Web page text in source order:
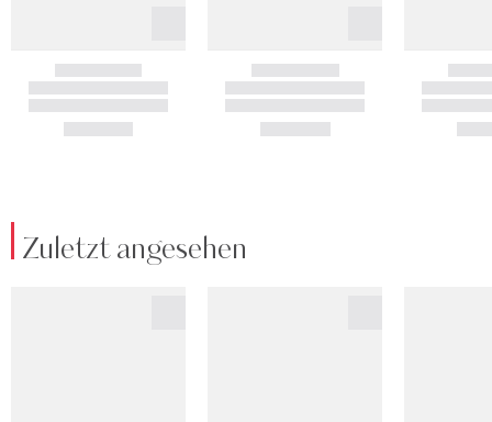
Zuletzt angesehen